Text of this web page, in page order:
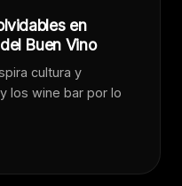
en
Buen Vino
cultura y
los wine bar por lo